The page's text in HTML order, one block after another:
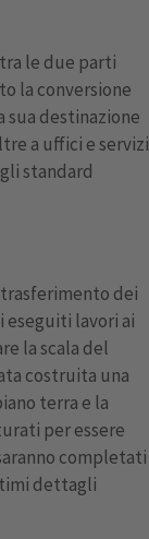
le due parti
la conversione
destinazione
a uffici e servizi
standard
dei
lavori ai
la scala del
costruita una
terra e la
per essere
completati
dettagli